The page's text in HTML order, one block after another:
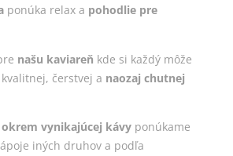
ponúka relax a pohodlie pre
našu kaviareň kde si každý môže
čerstvej a naozaj chutnej
okrem vynikajúcej kávyponúkame
iných druhov a podľa